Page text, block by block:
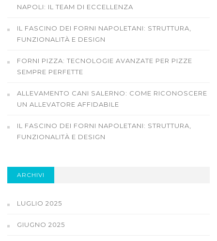
NAPOLI: IL TEAM DI ECCELLENZA
IL FASCINO DEI FORNI NAPOLETANI: STRUTTURA,
FUNZIONALITÀ E DESIGN
FORNI PIZZA: TECNOLOGIE AVANZATE PER PIZZE
SEMPRE PERFETTE
ALLEVAMENTO CANI SALERNO: COME RICONOSCERE
UN ALLEVATORE AFFIDABILE
IL FASCINO DEI FORNI NAPOLETANI: STRUTTURA,
FUNZIONALITÀ E DESIGN
ARCHIVI
LUGLIO 2025
GIUGNO 2025